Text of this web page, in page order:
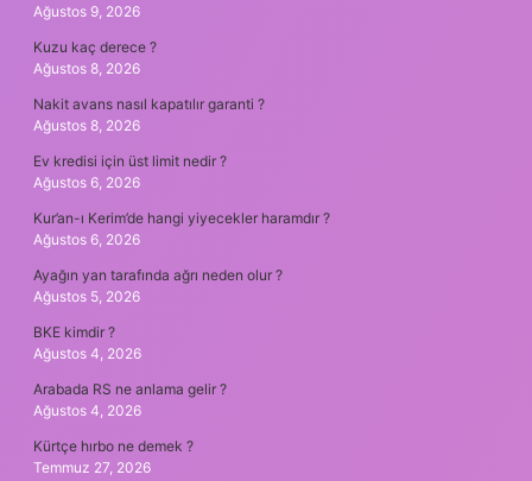
Ağustos 9, 2026
Kuzu kaç derece ?
Ağustos 8, 2026
Nakit avans nasıl kapatılır garanti ?
Ağustos 8, 2026
Ev kredisi için üst limit nedir ?
Ağustos 6, 2026
Kur’an-ı Kerim’de hangi yiyecekler haramdır ?
Ağustos 6, 2026
Ayağın yan tarafında ağrı neden olur ?
Ağustos 5, 2026
BKE kimdir ?
Ağustos 4, 2026
Arabada RS ne anlama gelir ?
Ağustos 4, 2026
Kürtçe hırbo ne demek ?
Temmuz 27, 2026